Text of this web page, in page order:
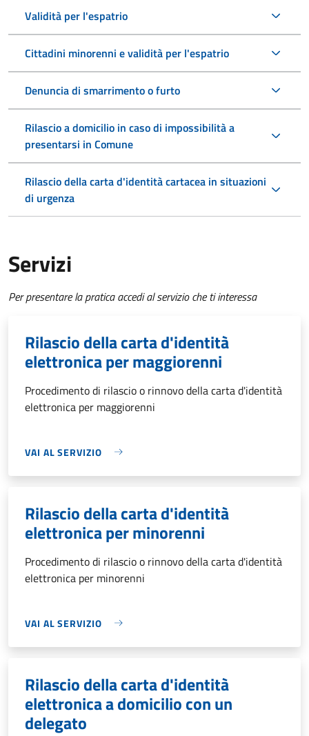
Validità per l'espatrio
Cittadini minorenni e validità per l'espatrio
Denuncia di smarrimento o furto
Rilascio a domicilio in caso di impossibilità a
presentarsi in Comune
Rilascio della carta d'identità cartacea in situazioni
di urgenza
Servizi
Per presentare la pratica accedi al servizio che ti interessa
Rilascio della carta d'identità
elettronica per maggiorenni
Procedimento di rilascio o rinnovo della carta d'identità
elettronica per maggiorenni
VAI AL SERVIZIO
Rilascio della carta d'identità
elettronica per minorenni
Procedimento di rilascio o rinnovo della carta d'identità
elettronica per minorenni
VAI AL SERVIZIO
Rilascio della carta d'identità
elettronica a domicilio con un
delegato